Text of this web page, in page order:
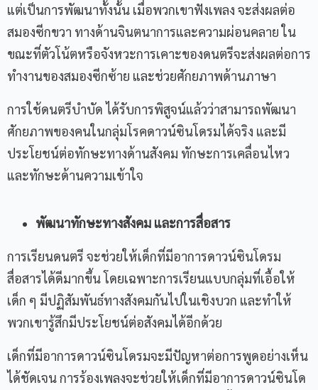
แต่เป็นการพัฒนาทั้งนั้น เมื่อพวกเขาฟังเพลง จะส่งผลต่อ
สมองซีกขวา ทางด้านจินตนาการและความผ่อนคลาย ใน
ขณะที่ตัวโน้ตหรือจังหวะการเคาะของดนตรีจะส่งผลต่อการ
ทำงานของสมองซีกซ้าย และช่วยศักยภาพด้านภาษา
การใช้ดนตรีบำบัด ได้รับการพิสูจน์แล้วว่าสามารถพัฒนา
ศักยภาพของคนในกลุ่มโรคดาวน์ซินโดรมได้จริง และมี
ประโยชน์ต่อทักษะทางด้านสังคม ทักษะการเคลื่อนไหว
และทักษะด้านความเข้าใจ
พัฒนาทักษะทางสังคม และการสื่อสาร
การเรียนดนตรี จะช่วยให้เด็กที่มีอาการดาวน์ซินโดรม
สื่อสารได้ดีมากขึ้น โดยเฉพาะการเรียนแบบกลุ่มที่เอื้อให้
เด็ก ๆ มีปฏิสัมพันธ์ทางสังคมกันไปในเชิงบวก และทำให้
พวกเขารู้สึกมีประโยชน์ต่อสังคมได้อีกด้วย
เด็กที่มีอาการดาวน์ซินโดรมจะมีปัญหาต่อการพูดอย่างเห็น
ได้ชัดเจน การร้องเพลงจะช่วยให้เด็กที่มีอาการดาวน์ซินโด